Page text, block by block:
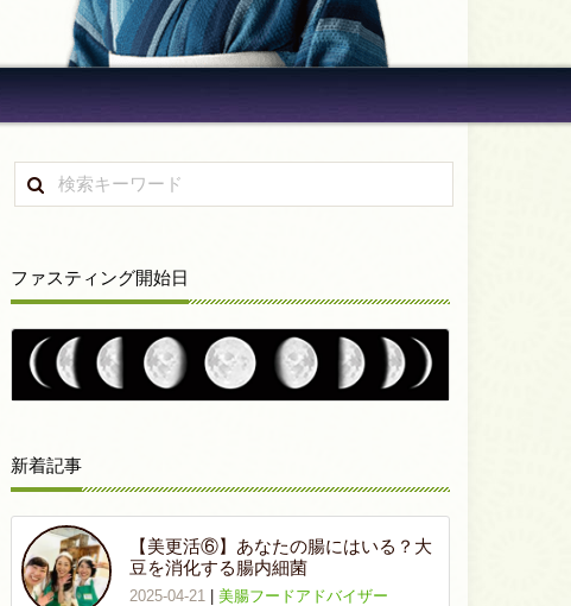
ファスティング開始日
新着記事
【美更活⑥】あなたの腸にはいる？大
豆を消化する腸内細菌
2025-04-21 |美腸フードアドバイザー